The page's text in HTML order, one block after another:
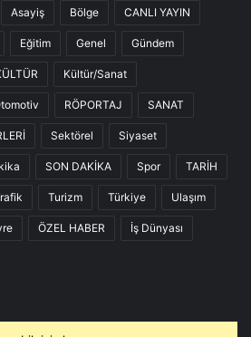
Asayiş Bölge CANLI YAYIN
Eğitim Genel Gündem
Kültür/Sanat
RÖPORTAJ SANAT
Sektörel Siyaset
SON DAKİKA Spor TARİH
Turizm Türkiye Ulaşım
ÖZEL HABER İş Dünyası